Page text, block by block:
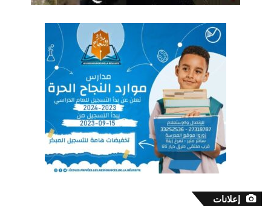
إعلانات